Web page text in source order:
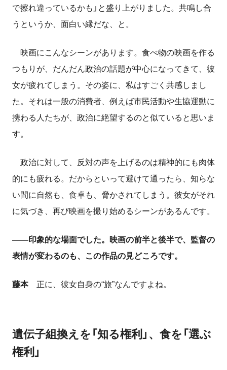
で擦れ違っているかも」と盛り上がりました。共鳴し合
うというか、面白い縁だな、と。
映画にこんなシーンがあります。食べ物の映画を作る
つもりが、だんだん政治の話題が中心になってきて、彼
女が疲れてしまう。その姿に、私はすごく共感しまし
た。それは一般の消費者、例えば市民活動や生協運動に
携わる人たちが、政治に絶望するのと似ていると思いま
す。
政治に対して、反対の声を上げるのは精神的にも肉体
的にも疲れる。だからといって避けて通ったら、知らな
い間に自然も、食卓も、脅かされてしまう。彼女がそれ
に気づき、再び映画を撮り始めるシーンがあるんです。
――印象的な場面でした。映画の前半と後半で、監督の
表情が変わるのも、この作品の見どころです。
藤本正に、彼女自身の“旅”なんですよね。
遺伝子組換えを「知る権利」、食を「選ぶ
権利」